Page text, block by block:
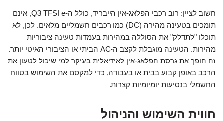
חשוב לציין: רוב רכבי הפלאג-אין הייבריד, כולל ה-Q3 TFSI e, אינם
תומכים בטעינה מהירה (DC) כמו רכבים חשמליים מלאים. לכן, לא
תוכלו "לתדלק" את הסוללה במהירות בעמדות טעינה ציבוריות
מהירות. הטעינה מוגבלת לקצב ה-AC הביתי או הציבורי האיטי יותר.
זה הופך את גרסת הפלאג-אין לאידיאלית בעיקר למי שיכול לטעון את
הרכב באופן קבוע בבית או בעבודה, כדי למקסם את השימוש בטווח
החשמלי בנסיעות יומיומיות קצרות.
חווית השימוש והניהול